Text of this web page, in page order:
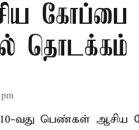
கோப்பை
தொடக்கம்
வது பெண்கள் ஆசிய